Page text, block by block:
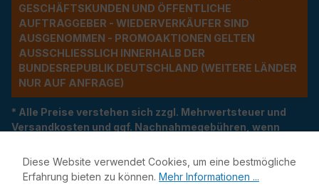
ESCHÄFTSKUNDEN UND ÖFFENTLICHE A
UFTRAGGEBER - WIEDERVERKÄUFER SIND A
USGENOMMEN - PROMOAKTIONEN GELTEN A
USSCHLIESSLICH INNERHALB DER BU
NDESREPUBLIK DEUTSCHLAND (WEITERE LÄNDER NU
R AUF ANFRAGE)
* Alle Preise verstehen sich zzgl. Mehrwertsteuer und
Versandkosten und ggf. Nachnahmegebühren, wenn
** Lieferzeitangabe, sofern es sich um Lagerware
handelt. Einige Produkte könnten bereits nicht mehr auf
Lager sein und müssen nachgeliefert werden. Das
Diese Website verwendet Cookies, um eine bestmögliche
Erfahrung bieten zu können. Mehr Informationen ...